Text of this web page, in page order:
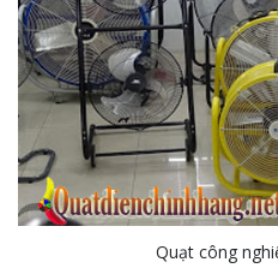
Quạt công